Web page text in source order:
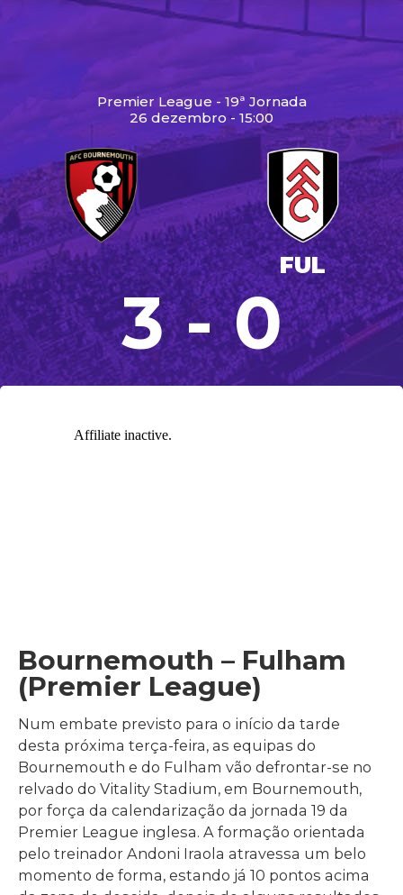
Premier League - 19ª Jornada
26 dezembro - 15:00
FUL
3 - 0
Bournemouth – Fulham
(Premier League)
Num embate previsto para o início da tarde
desta próxima terça-feira, as equipas do
Bournemouth e do Fulham vão defrontar-se no
relvado do Vitality Stadium, em Bournemouth,
por força da calendarização da jornada 19 da
Premier League inglesa. A formação orientada
pelo treinador Andoni Iraola atravessa um belo
momento de forma, estando já 10 pontos acima